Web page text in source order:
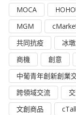
MOCA
MGM
共同抗疫
冰
商機
創意
中葡青年創新創業
跨領域交流
文創商品